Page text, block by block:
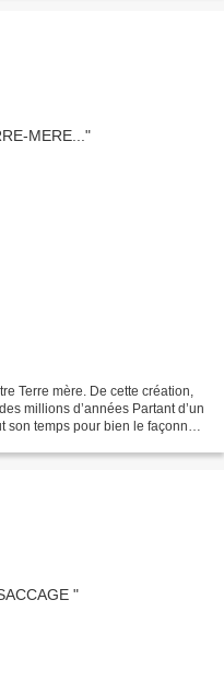
Terre mère. De cette création,
millions d’années Partant d’un
son temps pour bien le façonner.